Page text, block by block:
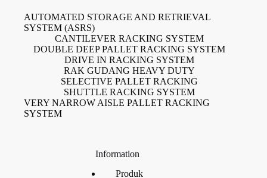
AUTOMATED STORAGE AND RETRIEVAL
SYSTEM (ASRS)
CANTILEVER RACKING SYSTEM
DOUBLE DEEP PALLET RACKING SYSTEM
DRIVE IN RACKING SYSTEM
RAK GUDANG HEAVY DUTY
SELECTIVE PALLET RACKING
SHUTTLE RACKING SYSTEM
VERY NARROW AISLE PALLET RACKING
SYSTEM
Information
Produk